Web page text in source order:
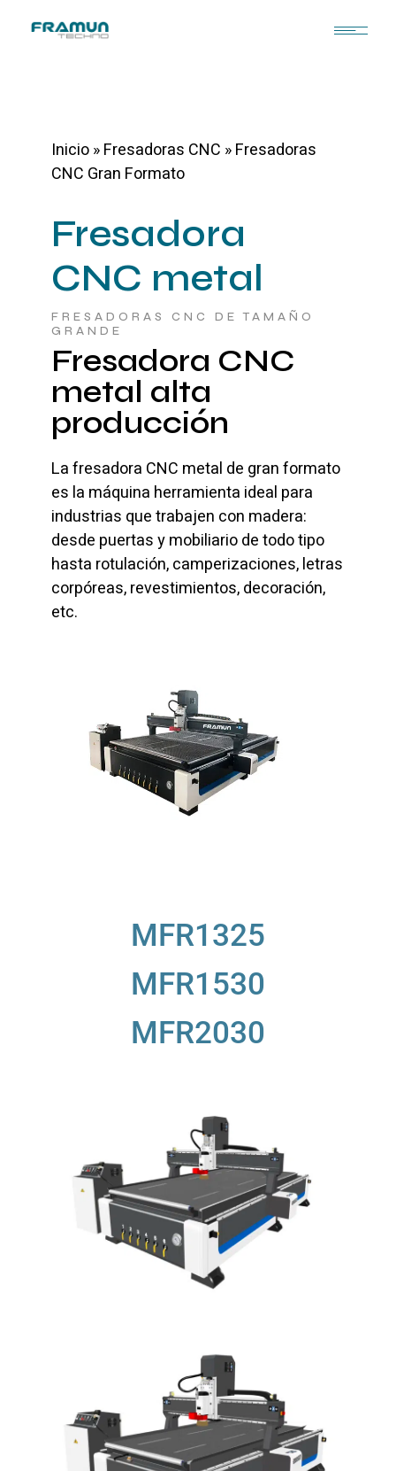
Inicio»Fresadoras CNC »Fresadoras
CNC Gran Formato
Fresadora
CNC metal
FRESADORAS CNC DE TAMAÑO
GRANDE
Fresadora CNC
metal alta
producción
La fresadora CNC metal de gran formato
es la máquina herramienta ideal para
industrias que trabajen con madera:
desde puertas y mobiliario de todo tipo
hasta rotulación, camperizaciones, letras
corpóreas, revestimientos, decoración,
etc.
MFR1325
MFR1530
MFR2030